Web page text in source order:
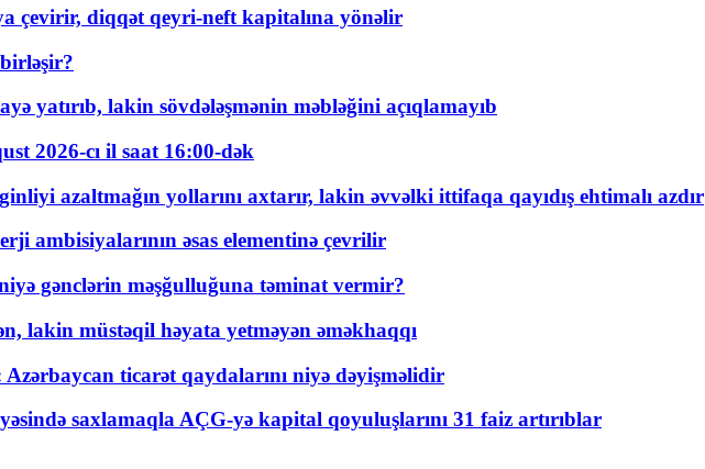
çevirir, diqqət qeyri-neft kapitalına yönəlir
yatırıb, lakin sövdələşmənin məbləğini açıqlamayıb
2026-cı il saat 16:00-dək
azaltmağın yollarını axtarır, lakin əvvəlki ittifaqa qayıdış ehtimalı azdır
ambisiyalarının əsas elementinə çevrilir
gənclərin məşğulluğuna təminat vermir?
lakin müstəqil həyata yetməyən əməkhaqqı
ticarət qaydalarını niyə dəyişməlidir
saxlamaqla AÇG-yə kapital qoyuluşlarını 31 faiz artırıblar